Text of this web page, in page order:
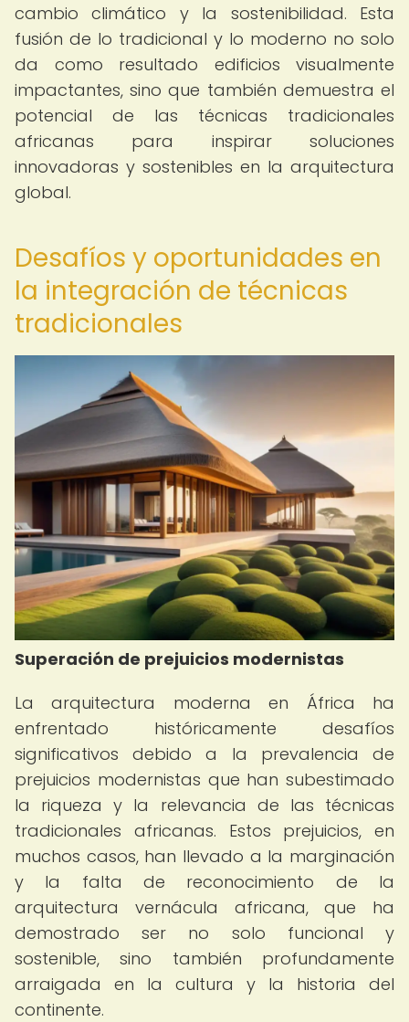
cambio climático y la sostenibilidad. Esta
fusión de lo tradicional y lo moderno no solo
da como resultado edificios visualmente
impactantes, sino que también demuestra el
potencial de las técnicas tradicionales
africanas para inspirar soluciones
innovadoras y sostenibles en la arquitectura
global.
Desafíos y oportunidades en
la integración de técnicas
tradicionales
Superación de prejuicios modernistas
La arquitectura moderna en África ha
enfrentado históricamente desafíos
significativos debido a la prevalencia de
prejuicios modernistas que han subestimado
la riqueza y la relevancia de las técnicas
tradicionales africanas. Estos prejuicios, en
muchos casos, han llevado a la marginación
y la falta de reconocimiento de la
arquitectura vernácula africana, que ha
demostrado ser no solo funcional y
sostenible, sino también profundamente
arraigada en la cultura y la historia del
continente.